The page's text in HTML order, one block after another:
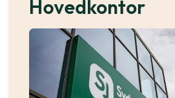
Hovedkontor